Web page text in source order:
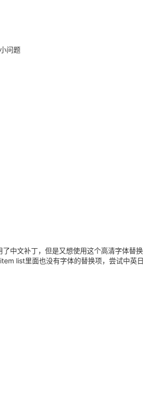
问题
中文补丁，但是又想使用这个高清字体替
list里面也没有字体的替换项，尝试中英